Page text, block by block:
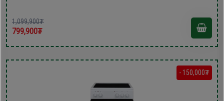
1,099,900₮
799,900₮
- 150,000₮